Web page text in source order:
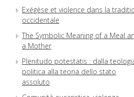
Exégèse et violence dans la
occidentale
The Symbolic Meaning of a Meal
a Mother
Plenitudo potestatis : dalla
politica alla teoria dello stato
assoluto